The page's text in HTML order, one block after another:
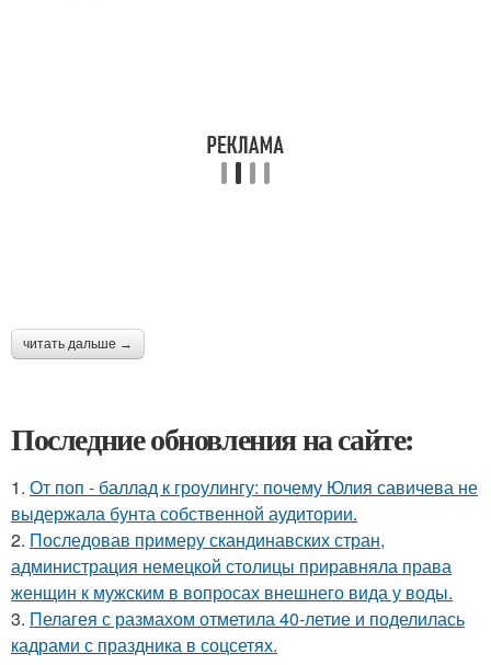
читать дальше →
Последние обновления на сайте:
1. От поп - баллад к гроулингу: почему Юлия савичева не
выдержала бунта собственной аудитории.
2. Последовав примеру скандинавских стран,
администрация немецкой столицы приравняла права
женщин к мужским в вопросах внешнего вида у воды.
3. Пелагея с размахом отметила 40-летие и поделилась
кадрами с праздника в соцсетях.